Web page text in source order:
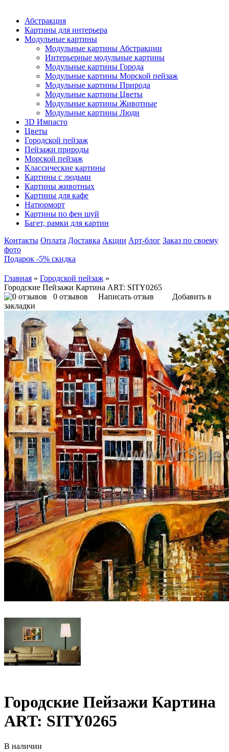
Абстракция
Картины для интерьера
Модульные картины
Модульные картины Абстракции
Интерьерные модульные картины
Модульные картины Города
Модульные картины Морской пейзаж
Модульные картины Природа
Модульные картины Цветы
Модульные картины Животные
Модульные картины Люди
3D Импасто
Цветы
Городской пейзаж
Пейзажи природы
Морской пейзаж
Классические картины
Картины с людьми
Картины животных
Картины для кафе
Натюрморт
Картины по фен шуй
Багет, рамки для картин
Контакты Оплата Доставка Акции Арт-блог Заказ по своему
фото
Подарок -5% скидка
Главная » Городской пейзаж »
Городские Пейзажи Картина ART: SITY0265
0 отзывов
Написать отзыв
Добавить в
закладки
Городские Пейзажи Картина
ART: SITY0265
В наличии